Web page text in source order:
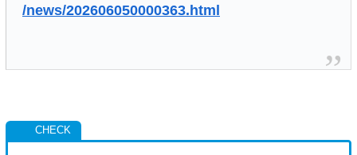
/news/202606050000363.html